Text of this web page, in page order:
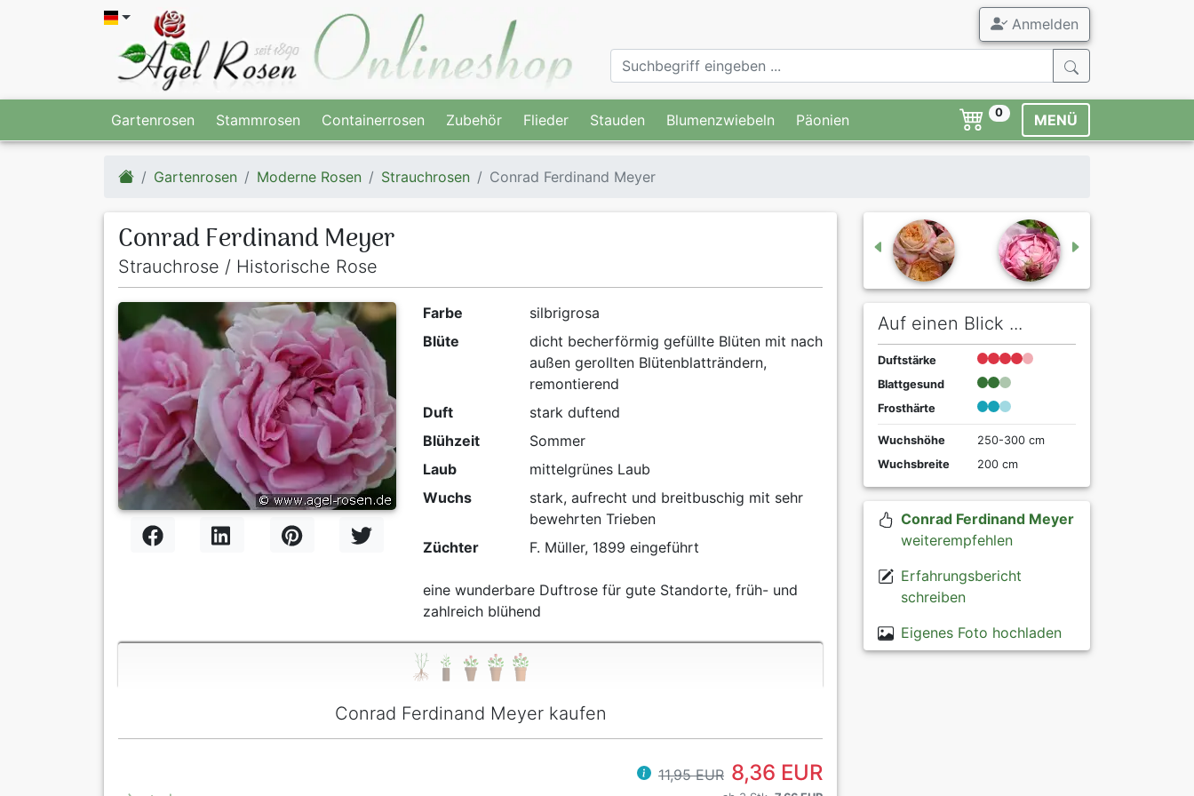
Anmelden
Gartenrosen Stammrosen Containerrosen Zubehör Flieder Stauden Blumenzwiebeln Päonien 0 MENÜ
Gartenrosen Moderne Rosen Strauchrosen Conrad Ferdinand Meyer
Conrad Ferdinand Meyer
Strauchrose / Historische Rose
Farbe
silbrigrosa
Blüte
dicht becherförmig gefüllte Blüten mit nach
außen gerollten Blütenblatträndern,
remontierend
Duft
stark duftend
Blühzeit
Sommer
Laub
mittelgrünes Laub
Wuchs
stark, aufrecht und breitbuschig mit sehr
bewehrten Trieben
Züchter
F. Müller, 1899 eingeführt
eine wunderbare Duftrose für gute Standorte, früh- und
zahlreich blühend
Conrad Ferdinand Meyer kaufen
11,95 EUR 8,36 EUR
Auf einen Blick ...
Duftstärke
Blattgesund
Frosthärte
Wuchshöhe
250-300 cm
Wuchsbreite
200 cm
Conrad Ferdinand Meyer
weiterempfehlen
Erfahrungsbericht
schreiben
Eigenes Foto hochladen